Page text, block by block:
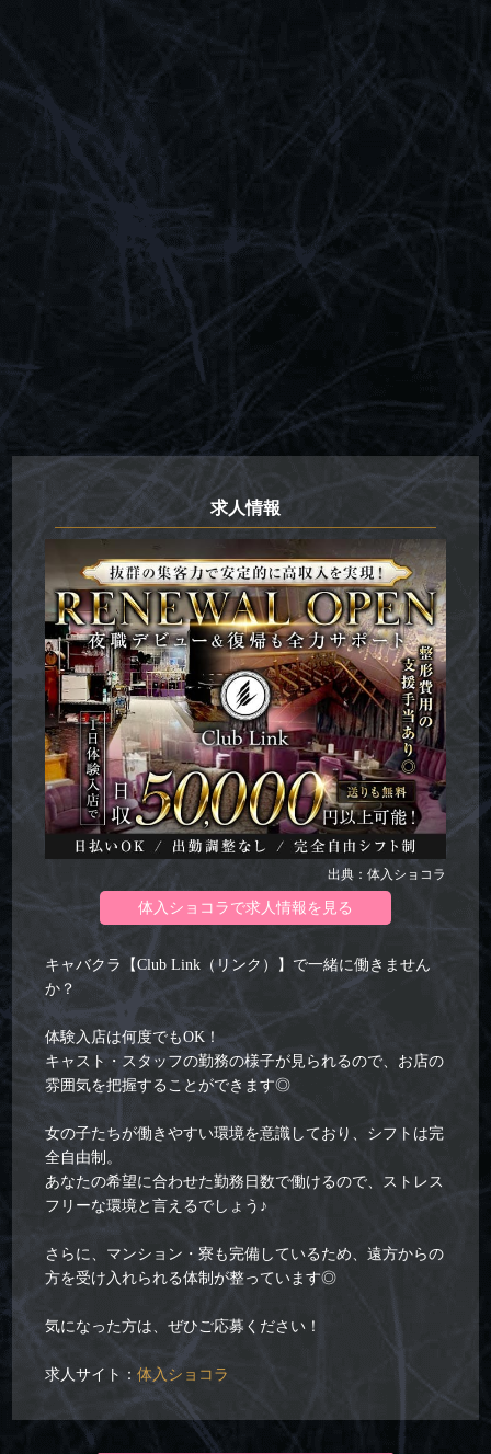
求人情報
出典：体入ショコラ
体入ショコラで求人情報を見る
キャバクラ【Club Link（リンク）】で一緒に働きません
か？
体験入店は何度でもOK！
キャスト・スタッフの勤務の様子が見られるので、お店の
雰囲気を把握することができます◎
女の子たちが働きやすい環境を意識しており、シフトは完
全自由制。
あなたの希望に合わせた勤務日数で働けるので、ストレス
フリーな環境と言えるでしょう♪
さらに、マンション・寮も完備しているため、遠方からの
方を受け入れられる体制が整っています◎
気になった方は、ぜひご応募ください！
求人サイト：体入ショコラ